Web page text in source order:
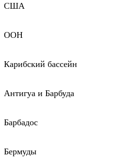
США
ООН
Карибский бассейн
Антигуа и Барбуда
Барбадос
Бермуды